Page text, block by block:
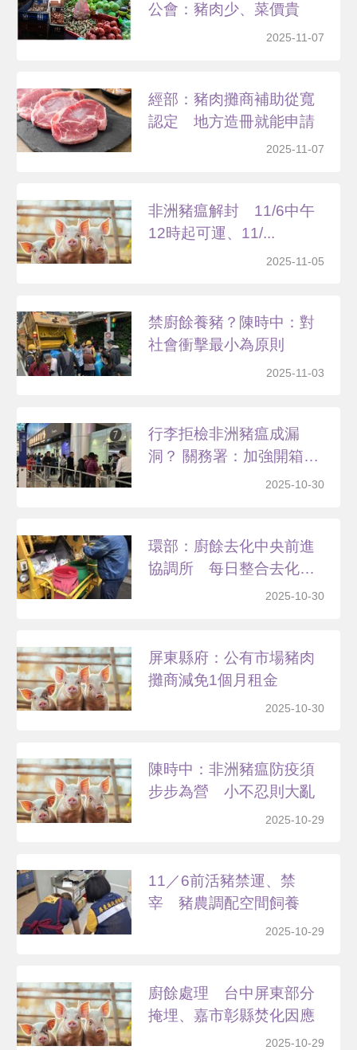
公會：豬肉少、菜價貴
2025-11-07
經部：豬肉攤商補助從寬
認定 地方造冊就能申請
2025-11-07
非洲豬瘟解封 11/6中午
12時起可運、11/...
2025-11-05
禁廚餘養豬？陳時中：對
社會衝擊最小為原則
2025-11-03
行李拒檢非洲豬瘟成漏
洞？ 關務署：加強開箱查
2025-10-30
環部：廚餘去化中央前進
協調所 每日整合去化能
2025-10-30
屏東縣府：公有市場豬肉
攤商減免1個月租金
2025-10-30
陳時中：非洲豬瘟防疫須
步步為營 小不忍則大亂
2025-10-29
11／6前活豬禁運、禁
宰 豬農調配空間飼養
2025-10-29
廚餘處理 台中屏東部分
掩埋、嘉市彰縣焚化因應
2025-10-29